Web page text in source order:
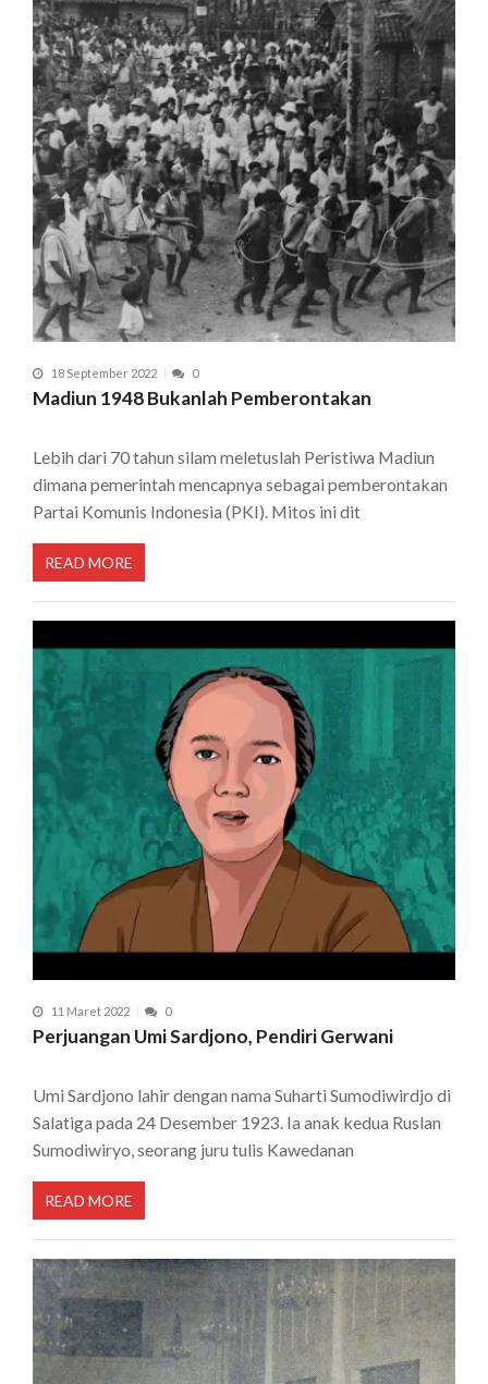
18 September 2022 0
Madiun 1948 Bukanlah Pemberontakan
Lebih dari 70 tahun silam meletuslah Peristiwa Madiun
dimana pemerintah mencapnya sebagai pemberontakan
Partai Komunis Indonesia (PKI). Mitos ini dit
READ MORE
11 Maret 2022 0
Perjuangan Umi Sardjono, Pendiri Gerwani
Umi Sardjono lahir dengan nama Suharti Sumodiwirdjo di
Salatiga pada 24 Desember 1923. Ia anak kedua Ruslan
Sumodiwiryo, seorang juru tulis Kawedanan
READ MORE